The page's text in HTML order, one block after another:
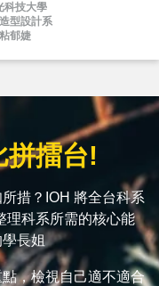
科技大學
型設計系
粘郁婕
拼擂台!
措？IOH 將全台科系
理科系所需的核心能
長姐
，檢視自己適不適合